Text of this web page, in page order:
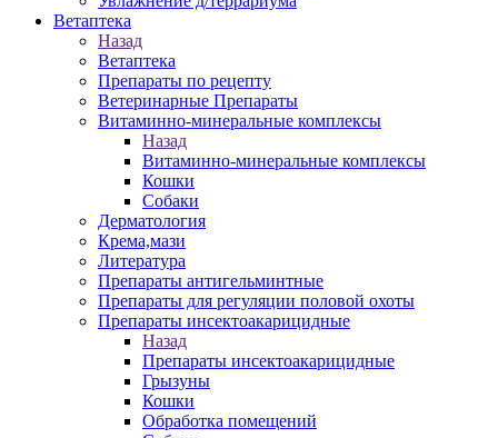
Ветаптека
Назад
Ветаптека
Препараты по рецепту
Ветеринарные Препараты
Витаминно-минеральные комплексы
Назад
Витаминно-минеральные комплексы
Кошки
Собаки
Дерматология
Крема,мази
Литература
Препараты антигельминтные
Препараты для регуляции половой охоты
Препараты инсектоакарицидные
Назад
Препараты инсектоакарицидные
Грызуны
Кошки
Обработка помещений